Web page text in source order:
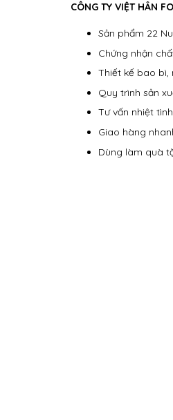
CÔNG TY VIỆT HÂN
Sản phẩm 22
Chứng nhận
Thiết kế bao bì,
Quy trình sản
Tư vấn nhiệt
Giao hàng
Dùng làm quà